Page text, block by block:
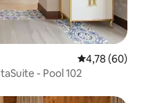
Gemiddelde
4,78 (60)
- Pool 102